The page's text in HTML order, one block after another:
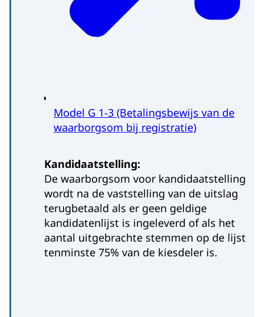
Model G 1-3 (Betalingsbewijs van de
waarborgsom bij registratie)
Kandidaatstelling:
De waarborgsom voor kandidaatstelling
wordt na de vaststelling van de uitslag
terugbetaald als er geen geldige
kandidatenlijst is ingeleverd of als het
aantal uitgebrachte stemmen op de lijst
tenminste 75% van de kiesdeler is.